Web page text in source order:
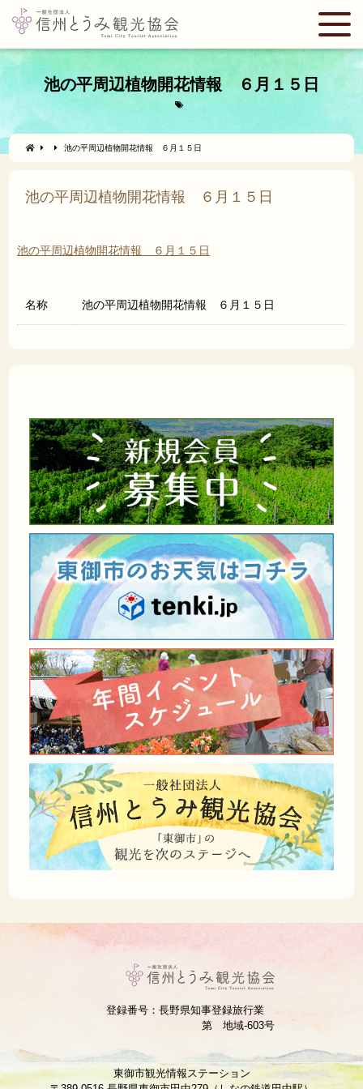
池の平周辺植物開花情報 ６月１５日
池の平周辺植物開花情報 ６月１５日
池の平周辺植物開花情報 ６月１５日
池の平周辺植物開花情報 ６月１５日
名称 池の平周辺植物開花情報 ６月１５日
登録番号：長野県知事登録旅行業
第 地域‐603号
東御市観光情報ステーション